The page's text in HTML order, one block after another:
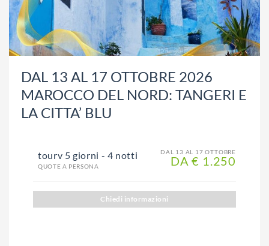
DAL 13 AL 17 OTTOBRE 2026
MAROCCO DEL NORD: TANGERI E
LA CITTA’ BLU
tourv 5 giorni - 4 notti
QUOTE A PERSONA
DAL 13 AL 17 OTTOBRE
DA € 1.250
Chiedi informazioni